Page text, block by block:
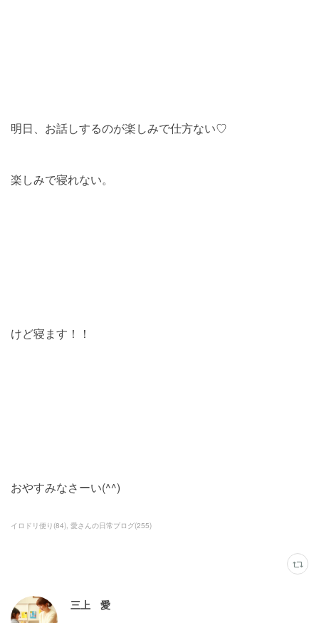
明日、お話しするのが楽しみで仕方ない♡
楽しみで寝れない。
けど寝ます！！
おやすみなさーい(^^)
イロドリ便り (84) 愛さんの日常ブログ(255)
三上 愛